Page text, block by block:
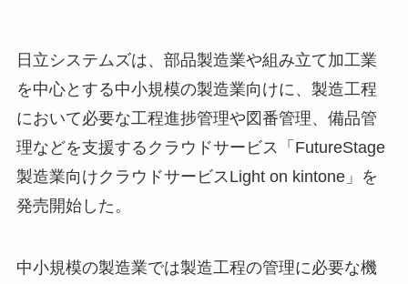
日立システムズは、部品製造業や組み立て加工業
を中心とする中小規模の製造業向けに、製造工程
において必要な工程進捗管理や図番管理、備品管
理などを支援するクラウドサービス「FutureStage
製造業向けクラウドサービスLight on kintone」を
発売開始した。
中小規模の製造業では製造工程の管理に必要な機